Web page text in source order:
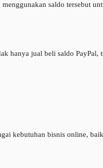
saldo tersebut
hanya jual beli saldo PayPal,
kebutuhan bisnis online,